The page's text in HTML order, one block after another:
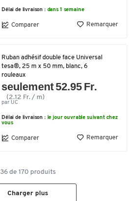
Délai de livraison : dans 1 semaine
Comparer Remarquer
Ruban adhésif double face Universal
tesa®, 25 m x 50 mm, blanc, 6
rouleaux
seulement 52.95 Fr.
(2.12 Fr. / m)
par UC
Délai de livraison : le jour ouvrable suivant chez
vous
Comparer Remarquer
36de 170 produits
Charger plus